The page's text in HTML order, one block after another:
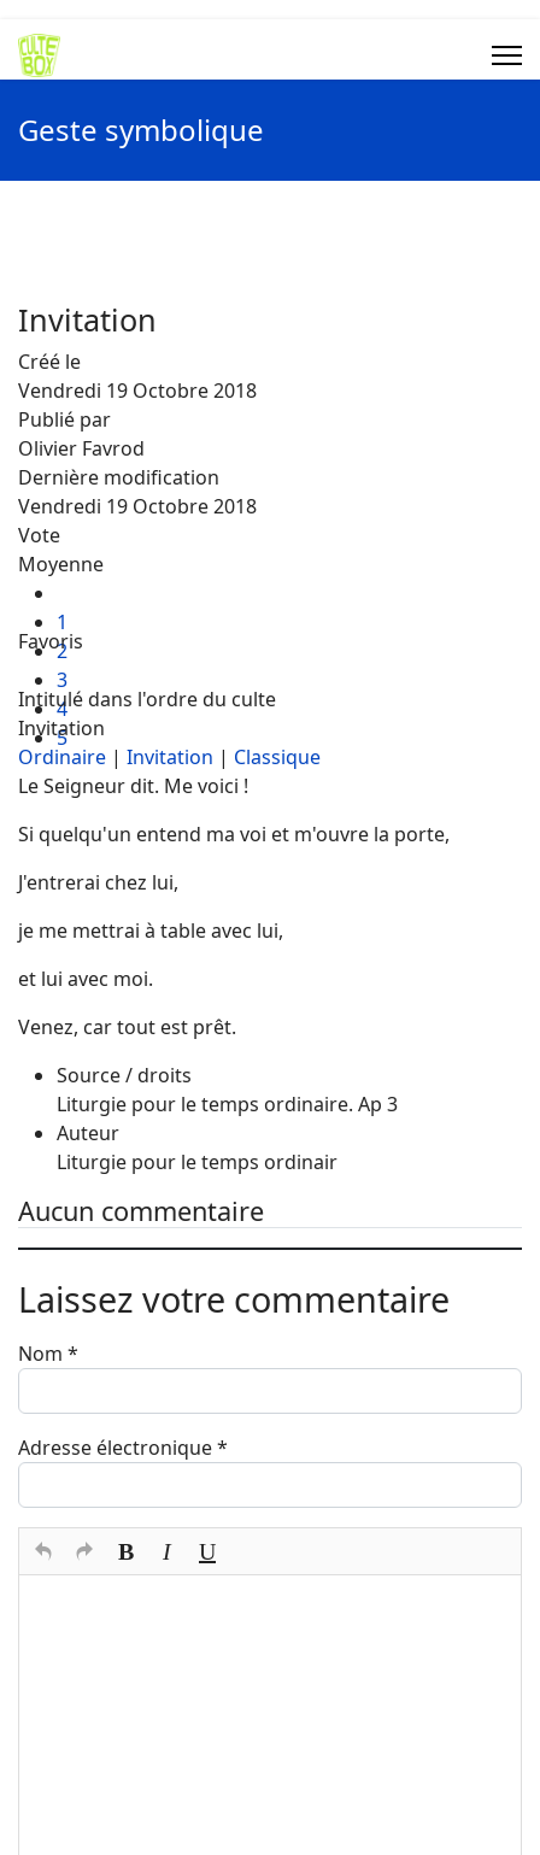
Geste symbolique
Invitation
Créé le
Vendredi 19 Octobre 2018
Publié par
Olivier Favrod
Dernière modification
Vendredi 19 Octobre 2018
Vote
Moyenne
1
2
3
4
5
Favoris
Intitulé dans l'ordre du culte
Invitation
Ordinaire | Invitation | Classique
Le Seigneur dit. Me voici !
Si quelqu'un entend ma voi et m'ouvre la porte,
J'entrerai chez lui,
je me mettrai à table avec lui,
et lui avec moi.
Venez, car tout est prêt.
Source / droits
Liturgie pour le temps ordinaire. Ap 3
Auteur
Liturgie pour le temps ordinair
Aucun commentaire
Laissez votre commentaire
Nom *
Adresse électronique*
Texte du commentaire